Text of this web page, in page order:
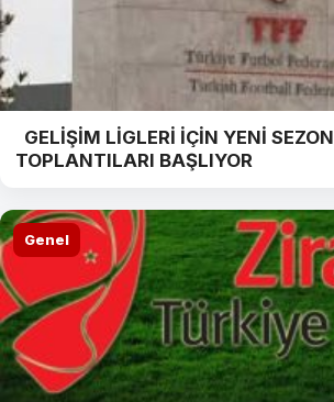
GELİŞİM LİGLERİ İÇİN YENİ SEZON
TOPLANTILARI BAŞLIYOR
Genel